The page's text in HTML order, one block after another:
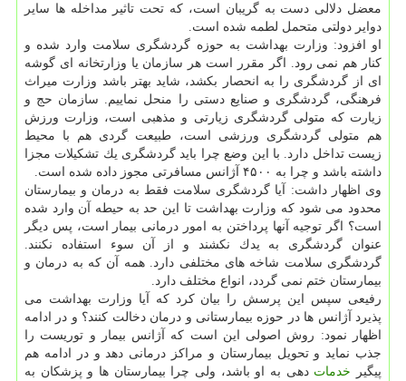
معضل دلالی دست به گریبان است، كه تحت تاثیر مداخله ها سایر
دوایر دولتی متحمل لطمه شده است.
او افزود: وزارت بهداشت به حوزه گردشگری سلامت وارد شده و
كنار هم نمی رود. اگر مقرر است هر سازمان یا وزارتخانه ای گوشه
ای از گردشگری را به انحصار بكشد، شاید بهتر باشد وزارت میراث
فرهنگی، گردشگری و صنایع دستی را منحل نماییم. سازمان حج و
زیارت كه متولی گردشگری زیارتی و مذهبی است، وزارت ورزش
هم متولی گردشگری ورزشی است، طبیعت گردی هم با محیط
زیست تداخل دارد. با این وضع چرا باید گردشگری یك تشكیلات مجزا
داشته باشد و چرا به ۴۵۰۰ آژانس مسافرتی مجوز داده شده است.
وی اظهار داشت: آیا گردشگری سلامت فقط به درمان و بیمارستان
محدود می شود كه وزارت بهداشت تا این حد به حیطه آن وارد شده
است؟ اگر توجیه آنها پرداختن به امور درمانی بیمار است، پس دیگر
عنوان گردشگری به یدك نكشند و از آن سوء استفاده نكنند.
گردشگری سلامت شاخه های مختلفی دارد. همه آن كه به درمان و
بیمارستان ختم نمی گردد، انواع مختلف دارد.
رفیعی سپس این پرسش را بیان كرد كه آیا وزارت بهداشت می
پذیرد آژانس ها در حوزه بیمارستانی و درمان دخالت كنند؟ و در ادامه
اظهار نمود: روش اصولی این است كه آژانس بیمار و توریست را
جذب نماید و تحویل بیمارستان و مراكز درمانی دهد و در ادامه هم
پیگیر خدمات دهی به او باشد، ولی چرا بیمارستان ها و پزشكان به